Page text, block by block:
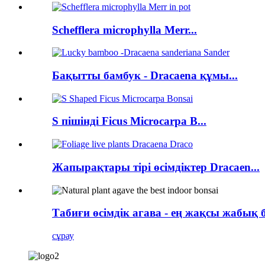
Schefflera microphylla Merr...
Бақытты бамбук - Dracaena құмы...
S пішінді Ficus Microcarpa B...
Жапырақтары тірі өсімдіктер Dracaen...
Табиғи өсімдік агава - ең жақсы жабық
сұрау